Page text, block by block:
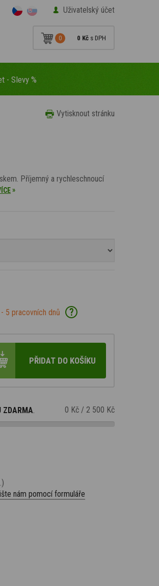
Uživatelský účet
0 0 Kč s DPH
- Slevy %
Vytisknout stránku
Příjemný a rychleschnoucí
»
5 pracovních dnů ?
PŘIDAT DO KOŠÍKU
ZDARMA. 0 Kč / 2 500 Kč
nám pomocí formuláře